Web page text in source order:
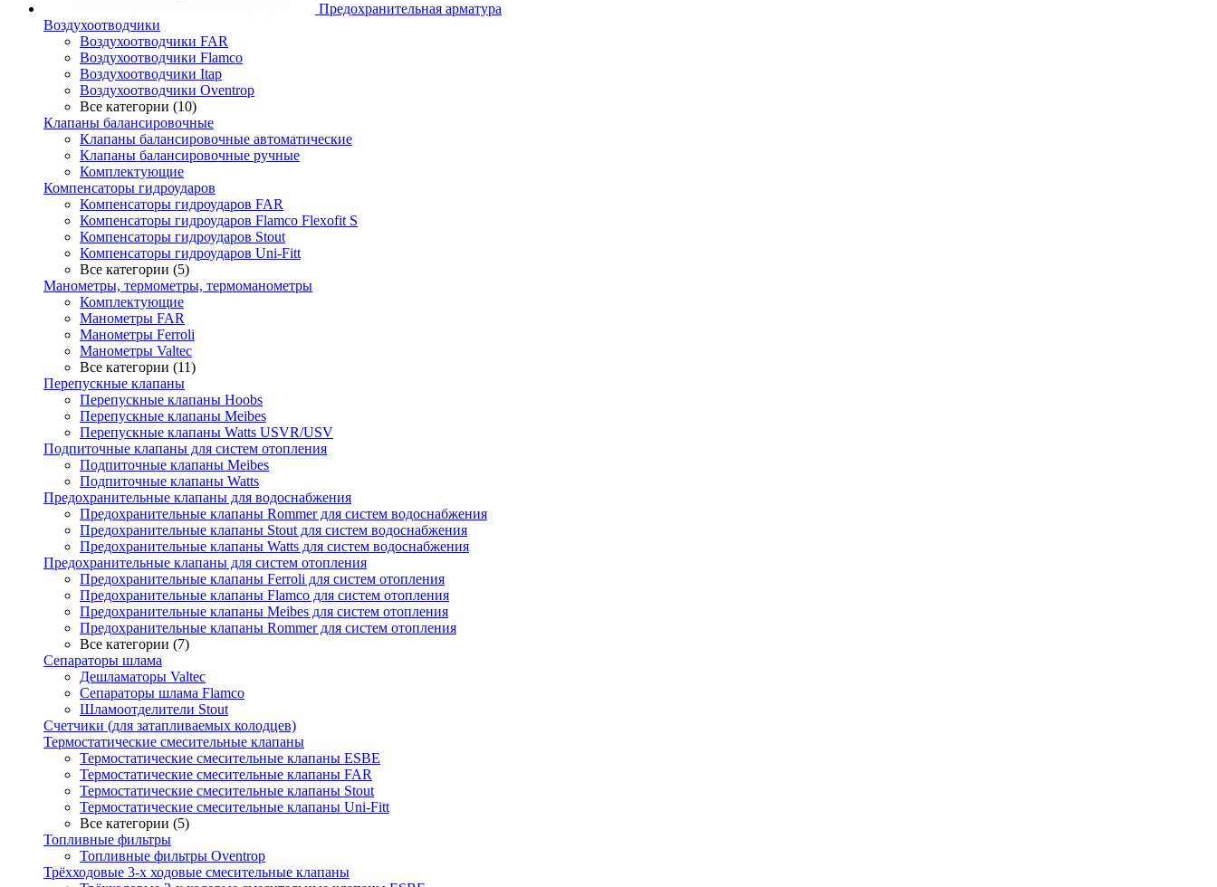
Предохранительная арматура
Воздухоотводчики
Воздухоотводчики FAR
Воздухоотводчики Flamco
Воздухоотводчики Itap
Воздухоотводчики Oventrop
Все категории (10)
Клапаны балансировочные
Клапаны балансировочные автоматические
Клапаны балансировочные ручные
Комплектующие
Компенсаторы гидроударов
Компенсаторы гидроударов FAR
Компенсаторы гидроударов Flamco Flexofit S
Компенсаторы гидроударов Stout
Компенсаторы гидроударов Uni-Fitt
Все категории (5)
Манометры, термометры, термоманометры
Комплектующие
Манометры FAR
Манометры Ferroli
Манометры Valtec
Все категории (11)
Перепускные клапаны
Перепускные клапаны Hoobs
Перепускные клапаны Meibes
Перепускные клапаны Watts USVR/USV
Подпиточные клапаны для систем отопления
Подпиточные клапаны Meibes
Подпиточные клапаны Watts
Предохранительные клапаны для водоснабжения
Предохранительные клапаны Rommer для систем водоснабжения
Предохранительные клапаны Stout для систем водоснабжения
Предохранительные клапаны Watts для систем водоснабжения
Предохранительные клапаны для систем отопления
Предохранительные клапаны Ferroli для систем отопления
Предохранительные клапаны Flamco для систем отопления
Предохранительные клапаны Meibes для систем отопления
Предохранительные клапаны Rommer для систем отопления
Все категории (7)
Сепараторы шлама
Дешламаторы Valtec
Сепараторы шлама Flamco
Шламоотделители Stout
Счетчики (для затапливаемых колодцев)
Термостатические смесительные клапаны
Термостатические смесительные клапаны ESBE
Термостатические смесительные клапаны FAR
Термостатические смесительные клапаны Stout
Термостатические смесительные клапаны Uni-Fitt
Все категории (5)
Топливные фильтры
Топливные фильтры Oventrop
Трёхходовые 3-х ходовые смесительные клапаны